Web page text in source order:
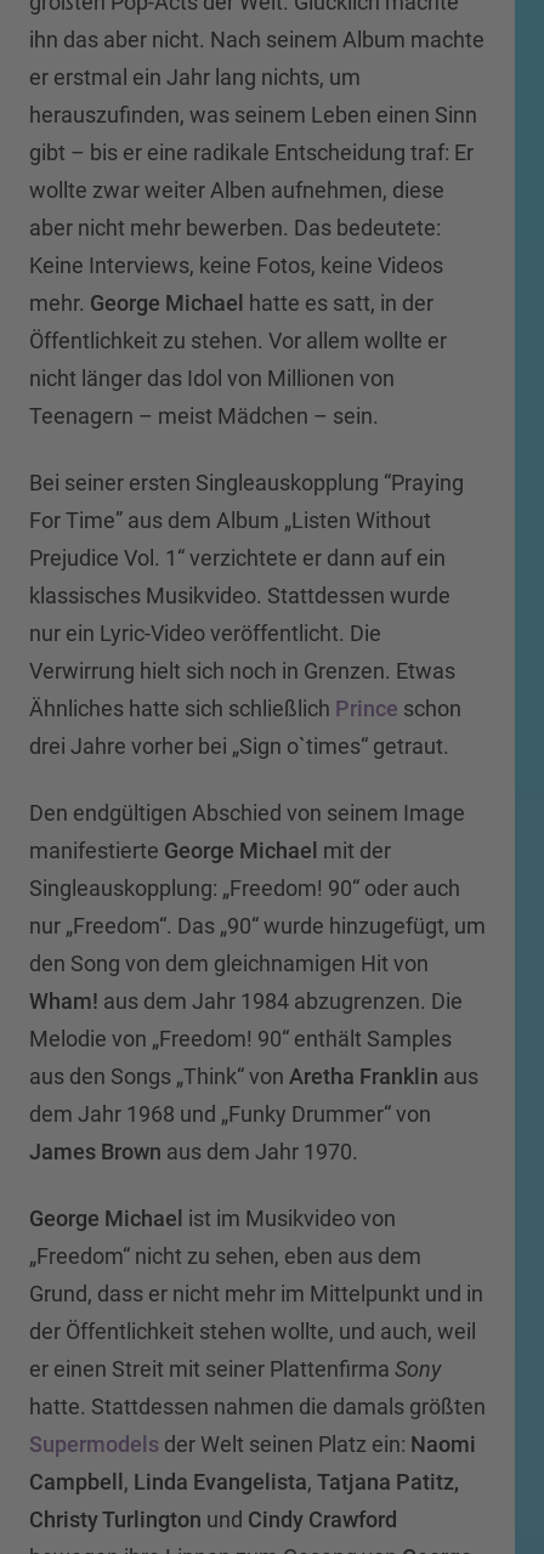
ihn das aber nicht. Nach seinem Album machte
er erstmal ein Jahr lang nichts, um
herauszufinden, was seinem Leben einen Sinn
gibt – bis er eine radikale Entscheidung traf: Er
wollte zwar weiter Alben aufnehmen, diese
aber nicht mehr bewerben. Das bedeutete:
Keine Interviews, keine Fotos, keine Videos
mehr. George Michael hatte es satt, in der
Öffentlichkeit zu stehen. Vor allem wollte er
nicht länger das Idol von Millionen von
Teenagern – meist Mädchen – sein.
Bei seiner ersten Singleauskopplung “Praying
For Time” aus dem Album „Listen Without
Prejudice Vol. 1“ verzichtete er dann auf ein
klassisches Musikvideo. Stattdessen wurde
nur ein Lyric-Video veröffentlicht. Die
Verwirrung hielt sich noch in Grenzen. Etwas
Ähnliches hatte sich schließlich Prince schon
drei Jahre vorher bei „Sign o`times“ getraut.
Den endgültigen Abschied von seinem Image
manifestierte George Michael mit der
Singleauskopplung: „Freedom! 90“ oder auch
nur „Freedom“. Das „90“ wurde hinzugefügt, um
den Song von dem gleichnamigen Hit von
Wham! aus dem Jahr 1984 abzugrenzen. Die
Melodie von „Freedom! 90“ enthält Samples
aus den Songs „Think“ von Aretha Franklin aus
dem Jahr 1968 und „Funky Drummer“ von
James Brown aus dem Jahr 1970.
George Michael ist im Musikvideo von
„Freedom“ nicht zu sehen, eben aus dem
Grund, dass er nicht mehr im Mittelpunkt und in
der Öffentlichkeit stehen wollte, und auch, weil
er einen Streit mit seiner Plattenfirma Sony
hatte. Stattdessen nahmen die damals größten
Supermodels der Welt seinen Platz ein: Naomi
Campbell, Linda Evangelista, Tatjana Patitz,
Christy Turlington und Cindy Crawford